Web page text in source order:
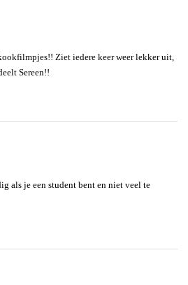
Ziet iedere keer weer lekker uit,
Sereen!!
als je een student bent en niet veel te